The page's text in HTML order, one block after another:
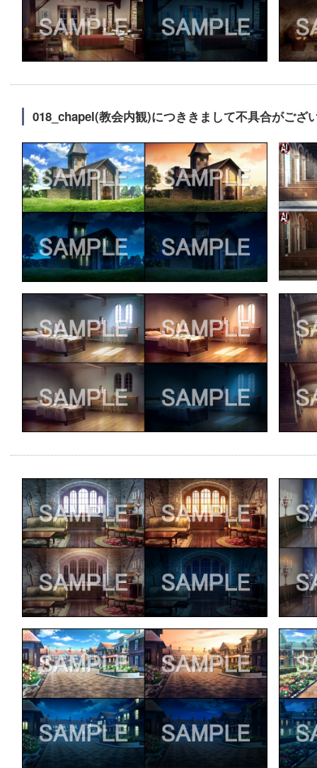
018_chapel(教会内観)につききまして不具合がござ